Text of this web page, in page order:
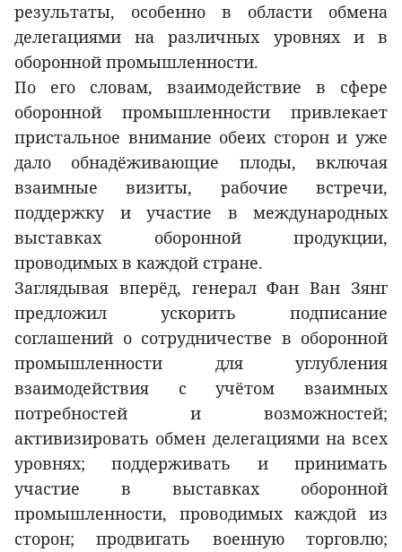
результаты, особенно в области обмена
делегациями на различных уровнях и в
оборонной промышленности.
По его словам, взаимодействие в сфере
оборонной промышленности привлекает
пристальное внимание обеих сторон и уже
дало обнадёживающие плоды, включая
взаимные визиты, рабочие встречи,
поддержку и участие в международных
выставках оборонной продукции,
проводимых в каждой стране.
Заглядывая вперёд, генерал Фан Ван Зянг
предложил ускорить подписание
соглашений о сотрудничестве в оборонной
промышленности для углубления
взаимодействия с учётом взаимных
потребностей и возможностей;
активизировать обмен делегациями на всех
уровнях; поддерживать и принимать
участие в выставках оборонной
промышленности, проводимых каждой из
сторон; продвигать военную торговлю;